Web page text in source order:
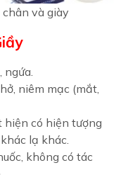
và giày
niêm mạc (mắt,
hiện có hiện tượng
lạ khác.
không có tác